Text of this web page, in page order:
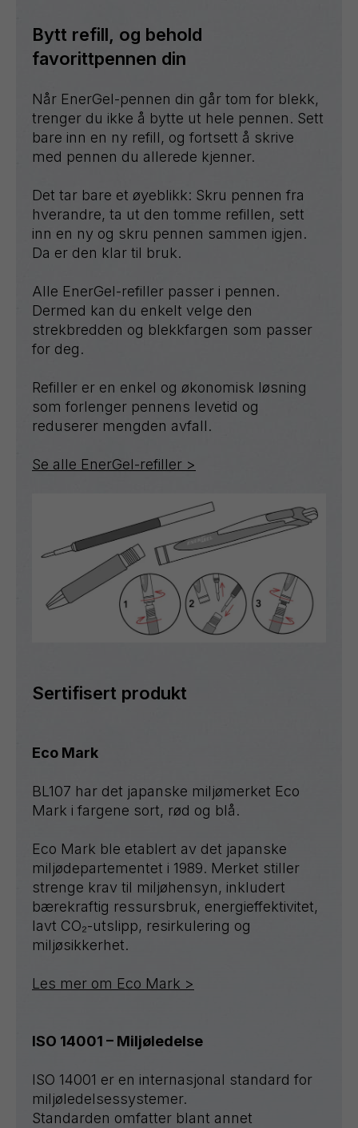
Bytt refill, og behold
favorittpennen din
Når EnerGel-pennen din går tom for blekk,
trenger du ikke å bytte ut hele pennen. Sett
bare inn en ny refill, og fortsett å skrive
med pennen du allerede kjenner.
Det tar bare et øyeblikk: Skru pennen fra
hverandre, ta ut den tomme refillen, sett
inn en ny og skru pennen sammen igjen.
Da er den klar til bruk.
Alle EnerGel-refiller passer i pennen.
Dermed kan du enkelt velge den
strekbredden og blekkfargen som passer
for deg.
Refiller er en enkel og økonomisk løsning
som forlenger pennens levetid og
reduserer mengden avfall.
Se alle EnerGel-refiller >
Sertifisert produkt
Eco Mark
BL107 har det japanske miljømerket Eco
Mark i fargene sort, rød og blå.
Eco Mark ble etablert av det japanske
miljødepartementet i 1989. Merket stiller
strenge krav til miljøhensyn, inkludert
bærekraftig ressursbruk, energieffektivitet,
lavt CO₂-utslipp, resirkulering og
miljøsikkerhet.
Les mer om Eco Mark >
ISO 14001 – Miljøledelse
ISO 14001 er en internasjonal standard for
miljøledelsessystemer.
Standarden omfatter blant annet